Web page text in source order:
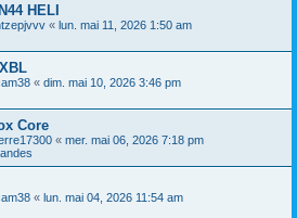
HELI
« lun. mai 11, 2026 1:50 am
« dim. mai 10, 2026 3:46 pm
Core
« mer. mai 06, 2026 7:18 pm
« lun. mai 04, 2026 11:54 am